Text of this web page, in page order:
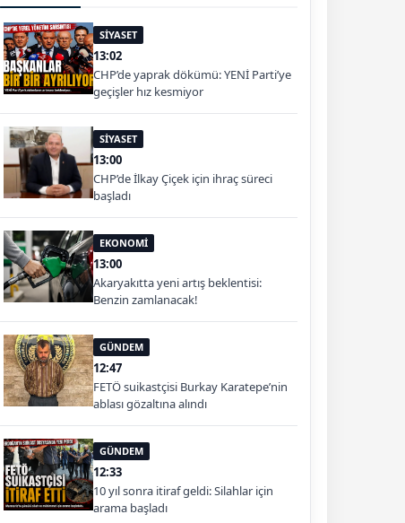
SİYASET
13:02
CHP’de yaprak dökümü: YENİ Parti’ye
geçişler hız kesmiyor
SİYASET
13:00
CHP’de İlkay Çiçek için ihraç süreci
başladı
EKONOMİ
13:00
Akaryakıtta yeni artış beklentisi:
Benzin zamlanacak!
GÜNDEM
12:47
FETÖ suikastçisi Burkay Karatepe’nin
ablası gözaltına alındı
GÜNDEM
12:33
10 yıl sonra itiraf geldi: Silahlar için
arama başladı